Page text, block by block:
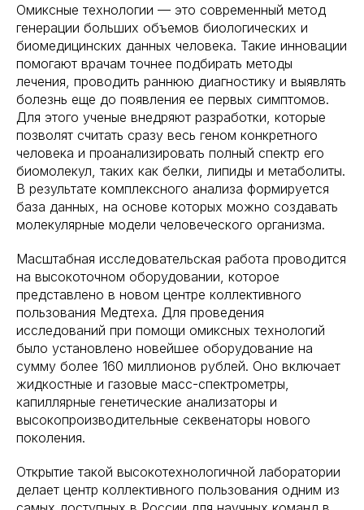
Омиксные технологии — это современный метод
генерации больших объемов биологических и
биомедицинских данных человека. Такие инновации
помогают врачам точнее подбирать методы
лечения, проводить раннюю диагностику и выявлять
болезнь еще до появления ее первых симптомов.
Для этого ученые внедряют разработки, которые
позволят считать сразу весь геном конкретного
человека и проанализировать полный спектр его
биомолекул, таких как белки, липиды и метаболиты.
В результате комплексного анализа формируется
база данных, на основе которых можно создавать
молекулярные модели человеческого организма.
Масштабная исследовательская работа проводится
на высокоточном оборудовании, которое
представлено в новом центре коллективного
пользования Медтеха. Для проведения
исследований при помощи омиксных технологий
было установлено новейшее оборудование на
сумму более 160 миллионов рублей. Оно включает
жидкостные и газовые масс-спектрометры,
капиллярные генетические анализаторы и
высокопроизводительные секвенаторы нового
поколения.
Открытие такой высокотехнологичной лаборатории
делает центр коллективного пользования одним из